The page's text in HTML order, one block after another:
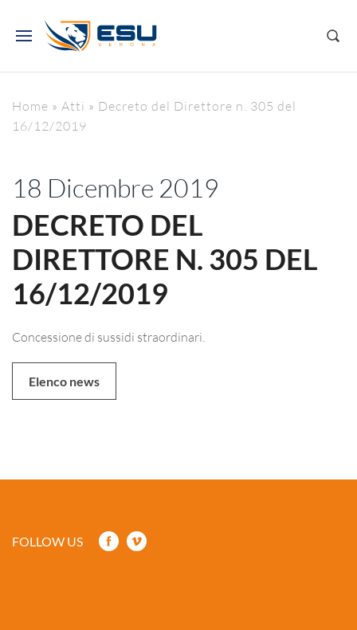
Home » Atti » Decreto del Direttore n. 305 del
16/12/2019
18 Dicembre 2019
DECRETO DEL
DIRETTORE N. 305 DEL
16/12/2019
Concessione di sussidi straordinari.
Elenco news
FOLLOW US